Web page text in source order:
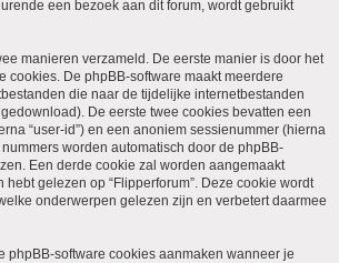
een bezoek aan dit forum, wordt gebruikt
manieren verzameld. De eerste manier is door het
cookies. De phpBB-software maakt meerdere
die naar de tijdelijke internetbestanden
De eerste twee cookies bevatten een
“user-id”) en een anoniem sessienummer (hierna
nummers worden automatisch door de phpBB-
Een derde cookie zal worden aangemaakt
gelezen op “Flipperforum”. Deze cookie wordt
onderwerpen gelezen zijn en verbetert daarmee
phpBB-software cookies aanmaken wanneer je